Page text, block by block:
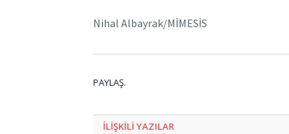
Nihal Albayrak/MİMESİS
PAYLAŞ.
ILIŞKILI YAZILAR